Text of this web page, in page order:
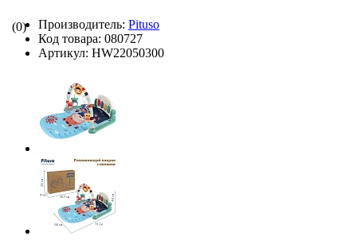
(0) Производитель: Pituso
Код товара: 080727
Артикул: HW22050300